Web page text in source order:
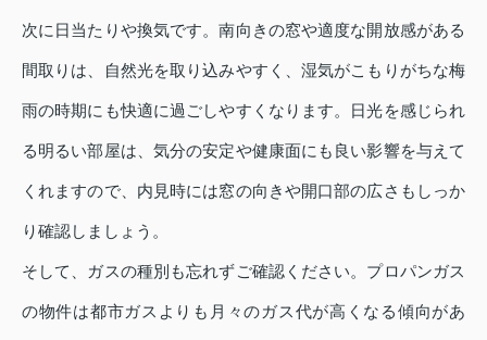
次に日当たりや換気です。南向きの窓や適度な開放感がある
間取りは、自然光を取り込みやすく、湿気がこもりがちな梅
雨の時期にも快適に過ごしやすくなります。日光を感じられ
る明るい部屋は、気分の安定や健康面にも良い影響を与えて
くれますので、内見時には窓の向きや開口部の広さもしっか
り確認しましょう。
そして、ガスの種別も忘れずご確認ください。プロパンガス
の物件は都市ガスよりも月々のガス代が高くなる傾向があ